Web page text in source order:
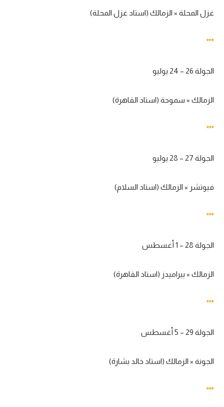
غزل المحلة × الزمالك (استاد غزل المحلة)
***
الجولة 26 – 24 يوليو
الزمالك × سموحة (استاد القاهرة)
***
الجولة 27 – 28 يوليو
فيوتشر × الزمالك (استاد السلام)
***
الجولة 28 – 1 أغسطس
الزمالك × بيراميدز (استاد القاهرة)
***
الجولة 29 – 5 أغسطس
الجونة × الزمالك (استاد خالد بشارة)
***